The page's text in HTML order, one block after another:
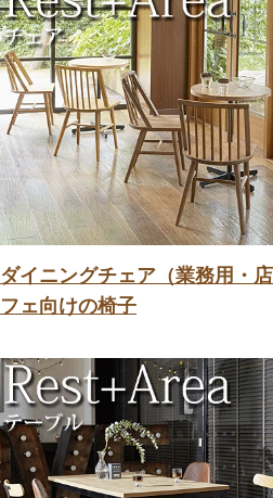
ダイニングチェア（業務用・
フェ向けの椅子